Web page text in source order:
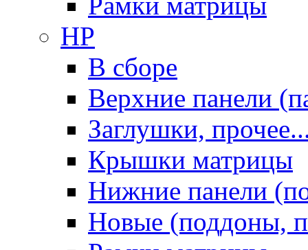
HP
В сборе
Верхние панели
Заглушки,
Крышки матрицы
Нижние панели
Новые (поддоны,